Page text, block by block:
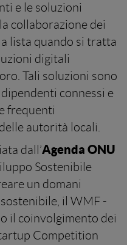
e le soluzioni
collaborazione dei
lista quando si tratta
digitali
Tali soluzioni sono
connessi e
frequenti
autorità locali.
dall’Agenda ONU
Sostenibile
un domani
il WMF -
il coinvolgimento dei
Competition